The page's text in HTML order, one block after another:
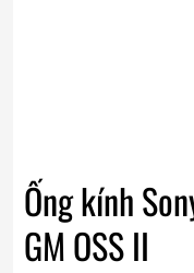
Ống kính
GM OSS II